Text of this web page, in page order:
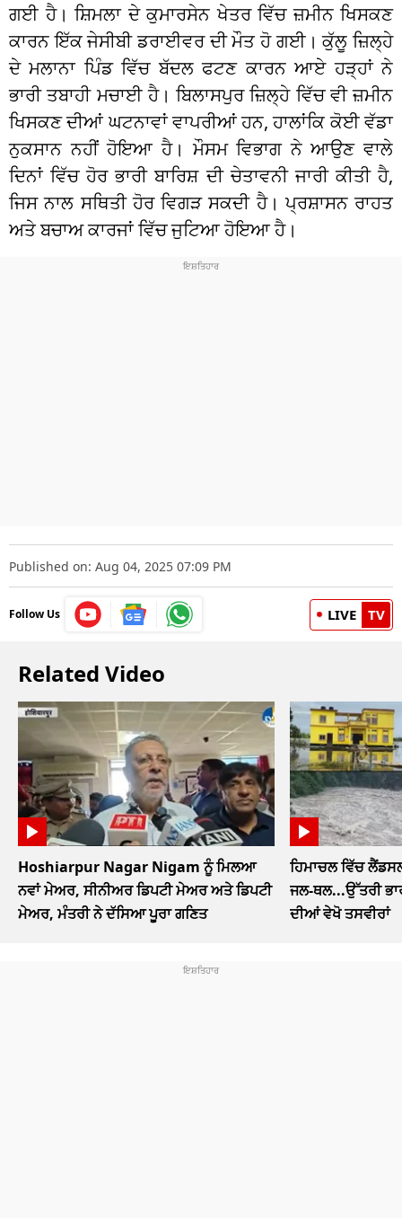
ਗਈ ਹੈ। ਸ਼ਿਮਲਾ ਦੇ ਕੁਮਾਰਸੇਨ ਖੇਤਰ ਵਿੱਚ ਜ਼ਮੀਨ ਖਿਸਕਣ
ਕਾਰਨ ਇੱਕ ਜੇਸੀਬੀ ਡਰਾਈਵਰ ਦੀ ਮੌਤ ਹੋ ਗਈ। ਕੁੱਲੂ ਜ਼ਿਲ੍ਹੇ
ਦੇ ਮਲਾਨਾ ਪਿੰਡ ਵਿੱਚ ਬੱਦਲ ਫਟਣ ਕਾਰਨ ਆਏ ਹੜ੍ਹਾਂ ਨੇ
ਭਾਰੀ ਤਬਾਹੀ ਮਚਾਈ ਹੈ। ਬਿਲਾਸਪੁਰ ਜ਼ਿਲ੍ਹੇ ਵਿੱਚ ਵੀ ਜ਼ਮੀਨ
ਖਿਸਕਣ ਦੀਆਂ ਘਟਨਾਵਾਂ ਵਾਪਰੀਆਂ ਹਨ, ਹਾਲਾਂਕਿ ਕੋਈ ਵੱਡਾ
ਨੁਕਸਾਨ ਨਹੀਂ ਹੋਇਆ ਹੈ। ਮੌਸਮ ਵਿਭਾਗ ਨੇ ਆਉਣ ਵਾਲੇ
ਦਿਨਾਂ ਵਿੱਚ ਹੋਰ ਭਾਰੀ ਬਾਰਿਸ਼ ਦੀ ਚੇਤਾਵਨੀ ਜਾਰੀ ਕੀਤੀ ਹੈ,
ਜਿਸ ਨਾਲ ਸਥਿਤੀ ਹੋਰ ਵਿਗੜ ਸਕਦੀ ਹੈ। ਪ੍ਰਸ਼ਾਸਨ ਰਾਹਤ
ਅਤੇ ਬਚਾਅ ਕਾਰਜਾਂ ਵਿੱਚ ਜੁਟਿਆ ਹੋਇਆ ਹੈ।
Published on: Aug 04, 2025 07:09 PM
Follow Us LIVE TV
Related Video
Hoshiarpur Nagar Nigam ਨੂੰ ਮਿਲਆ
ਨਵਾਂ ਮੇਅਰ, ਸੀਨੀਅਰ ਡਿਪਟੀ ਮੇਅਰ ਅਤੇ ਡਿਪਟੀ
ਮੇਅਰ, ਮੰਤਰੀ ਨੇ ਦੱਸਿਆ ਪੂਰਾ ਗਣਿਤ
ਹਿਮਾਚਲ ਵਿੱਚ
ਜਲ-ਥਲ...ਉੱਤਰੀ
ਦੀਆਂ ਵੇਖੋ ਤਸਵੀਰਾਂ